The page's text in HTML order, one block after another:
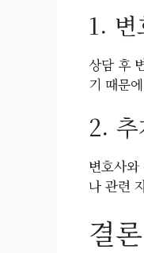
1. 변
상담 후
기 때문
2. 추
변호사
나 관련
결론